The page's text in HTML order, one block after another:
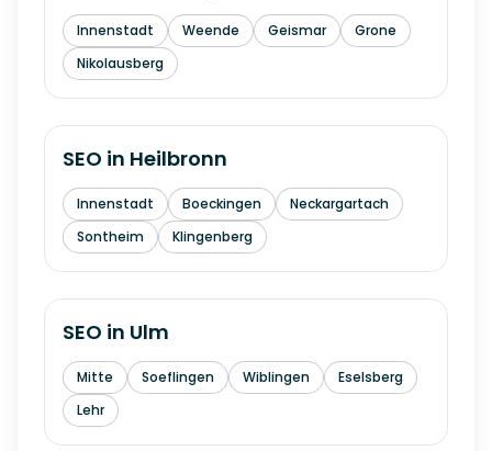
Innenstadt Weende Geismar
Grone
Nikolausberg
SEO in Heilbronn
Innenstadt Boeckingen
Neckargartach
Sontheim
Klingenberg
SEO in Ulm
Mitte Soeflingen Wiblingen
Eselsberg
Lehr